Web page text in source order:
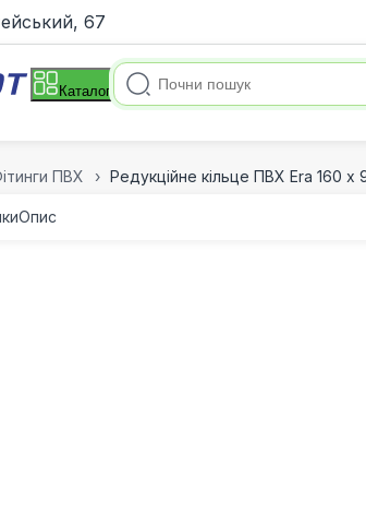
67
Каталог
ПВХ Редукційне кільце ПВХ Era 160 х
Опис